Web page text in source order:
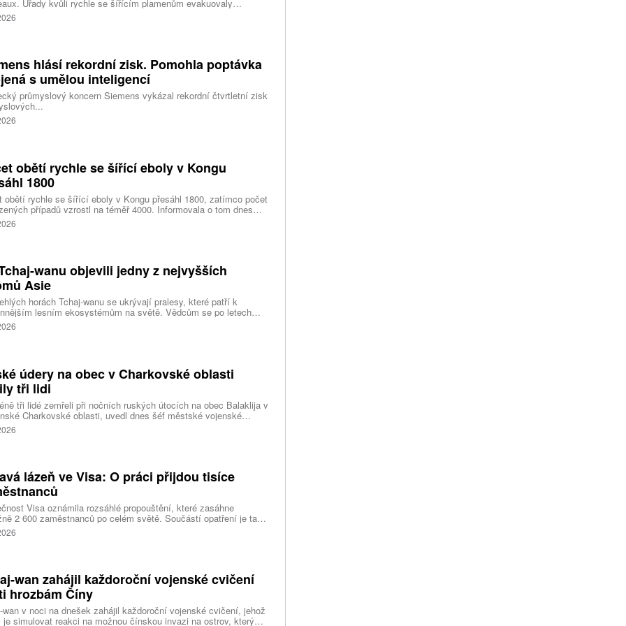
Úřady kvůli rychle se šířícím plamenům evakuovaly
lidí a nevylučují ani další rozšiřování bezpečnostních
Hasiči zároveň čelí neobvyklému jevu, který podle nich
hlásí rekordní zisk. Pomohla poptávka
s umělou inteligencí
průmyslový koncern Siemens vykázal rekordní čtvrtletní zisk
obětí rychle se šířící eboly v Kongu
1800
obětí rychle se šířící eboly v Kongu přesáhl 1800, zatímco počet
případů vzrostl na téměř 4000. Informovala o tom dnes
Reuters s odkazem na konžské úřady.
wanu objevili jedny z nejvyšších
Asie
horách Tchaj-wanu se ukrývají pralesy, které patří k
lesním ekosystémům na světě. Vědcům se po letech
pátrání podařilo objevit jedli tchajwanskou vysokou 84,1
která je dnes považována za nejvyšší známý strom ve
údery na obec v Charkovské oblasti
tři lidi
tři lidé zemřeli při nočních ruských útocích na obec Balaklija v
Charkovské oblasti, uvedl dnes šéf městské vojenské
Vitalij Karabanov. Ukrajinské letectvo ráno oznámilo, že Rusko
útočilo na Ukrajinu čtyřmi střelami a 101 bezpilotními letouny,
lázeň ve Visa: O práci přijdou tisíce
Visa oznámila rozsáhlé propouštění, které zasáhne
2 600 zaměstnanců po celém světě. Součástí opatření je také
320 pracovních míst v kalifornském Foster City, kde firma
významné technologické centrum. Vyplývá to z dokumentů
wan zahájil každoroční vojenské cvičení
hrozbám Číny
wan v noci na dnešek zahájil každoroční vojenské cvičení, jehož
simulovat reakci na možnou čínskou invazi na ostrov, který